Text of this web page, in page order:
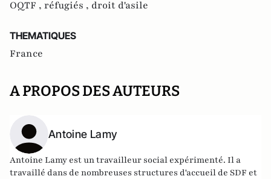
OQTF , réfugiés , droit d'asile
THEMATIQUES
France
A PROPOS DES AUTEURS
Antoine Lamy
Antoine Lamy est un travailleur social expérimenté. Il a
travaillé dans de nombreuses structures d'accueil de SDF et